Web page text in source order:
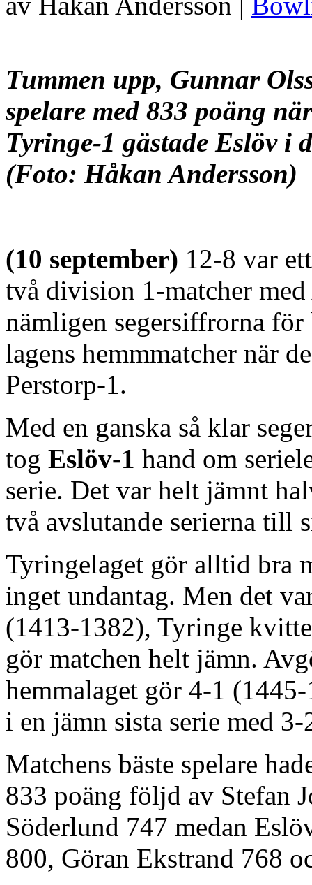
Tummen upp, Gunnar
spelare med 833 poäng när
Tyringe-1 gästade Eslöv i
(Foto: Håkan Andersson)
(10 september) 12-8 var
två division 1-matcher
nämligen segersiffrorna för
lagens hemmmatcher när
Perstorp-1.
Med en ganska så klar
tog Eslöv-1 hand om
serie. Det var helt jämnt
två avslutande serierna till
Tyringelaget gör alltid bra
inget undantag. Men det
(1413-1382), Tyringe
gör matchen helt jämn.
hemmalaget gör 4-1
i en jämn sista serie med
Matchens bäste spelare
833 poäng följd av Stefan
Söderlund 747 medan
800, Göran Ekstrand 768